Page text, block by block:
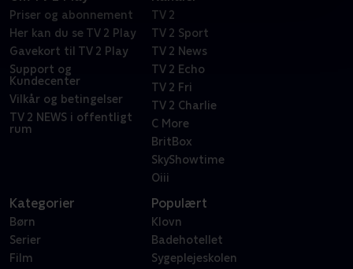
Priser og abonnement
Her kan du se TV 2 Play
Gavekort til TV 2 Play
Support og
Kundecenter
Vilkår og betingelser
TV 2 NEWS i offentligt
rum
TV 2
TV 2 Sport
TV 2 News
TV 2 Echo
TV 2 Fri
TV 2 Charlie
C More
BritBox
SkyShowtime
Oiii
Kategorier
Børn
Serier
Film
Populært
Klovn
Badehotellet
Sygeplejeskolen